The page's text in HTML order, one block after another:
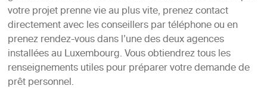
votre projet prenne vie au plus vite, prenez contact
directement avec les conseillers par téléphone ou en
prenez rendez-vous dans l’une des deux agences
installées au Luxembourg. Vous obtiendrez tous les
renseignements utiles pour préparer votre demande de
prêt personnel.